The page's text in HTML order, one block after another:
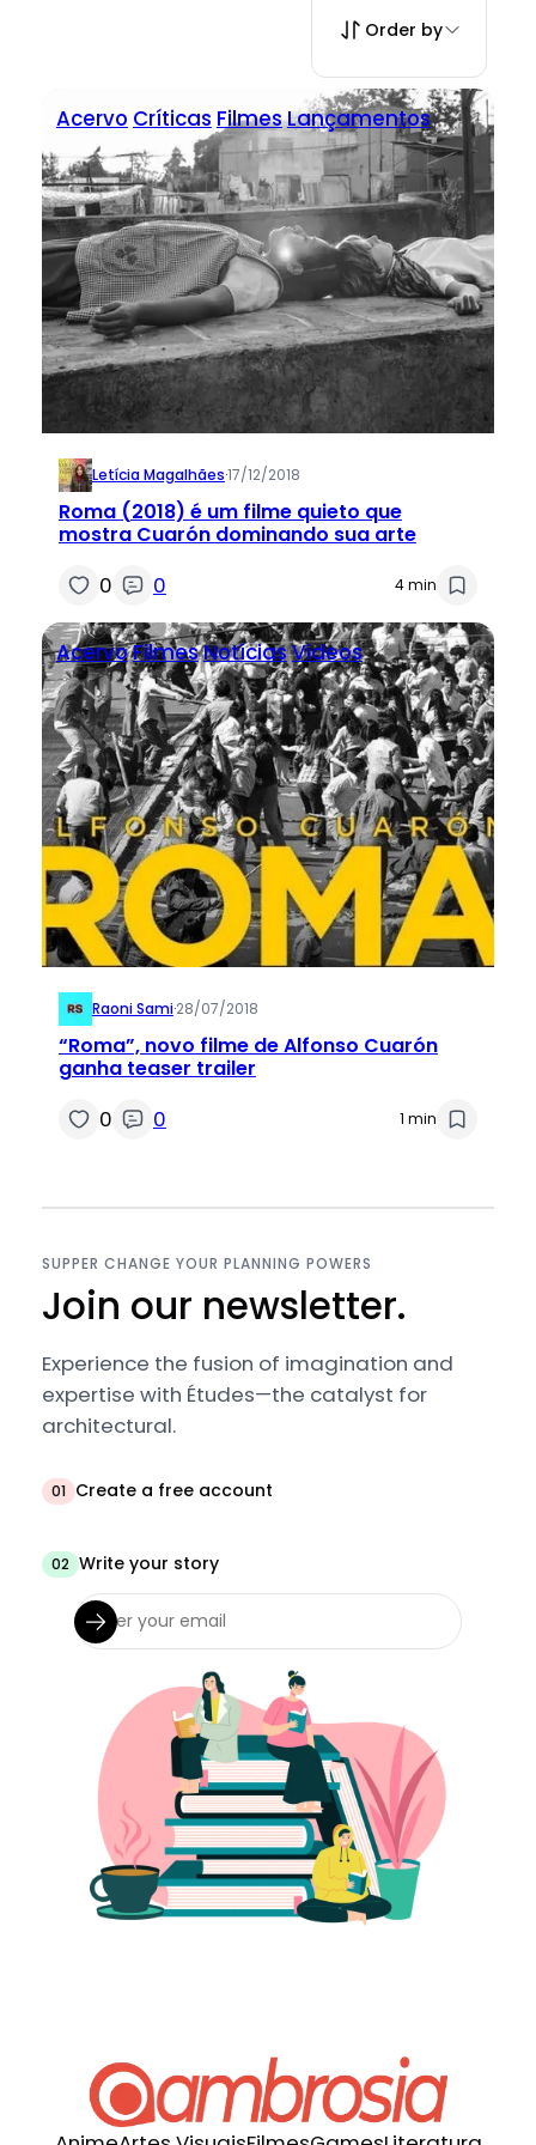
Order by
Acervo Críticas FilmesLançamentos
Letícia Magalhães·17/12/2018
Roma (2018) é um filme quieto que
mostra Cuarón dominando sua arte
0 0 4 min
AcervoFilmesNotícias Videos
Raoni Sami·28/07/2018
“Roma”, novo filme de Alfonso Cuarón
ganha teaser trailer
0 0 1 min
SUPPER CHANGE YOUR PLANNING POWERS
Join our newsletter.
Experience the fusion of imagination and
expertise with Études—the catalyst for
architectural.
01 Create a free account
02 Write your story